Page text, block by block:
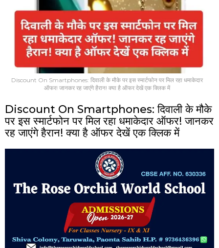
Discount On Smartphones: दिवाली के मौके पर इस स्मार्टफोन पर मिल रहा धमाकेदार
ऑफर! जानकर रह जाएंगे हैरान! क्या है ऑफर देखें एक क्लिक में
Discount On Smartphones: दिवाली के मौके
पर इस स्मार्टफोन पर मिल रहा धमाकेदार ऑफर! जानकर
रह जाएंगे हैरान! क्या है ऑफर देखें एक क्लिक में